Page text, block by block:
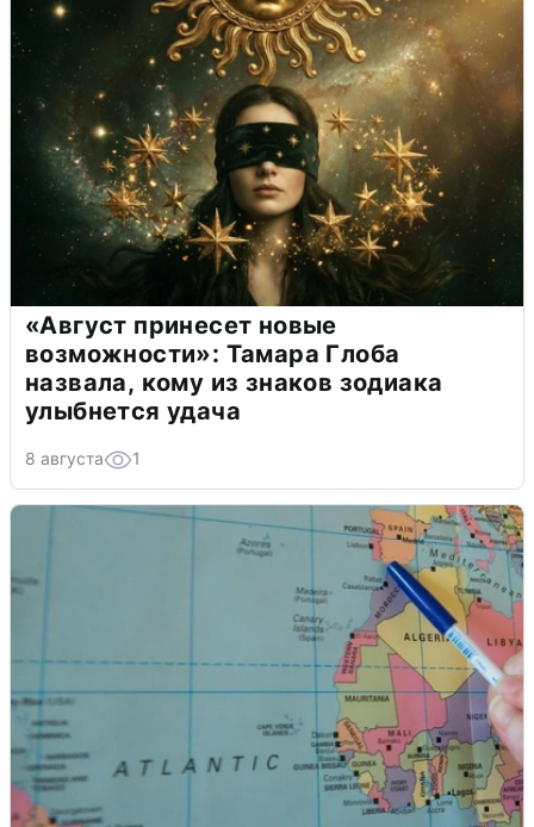
«Август принесет новые
возможности»: Тамара Глоба
назвала, кому из знаков зодиака
улыбнется удача
8 августа 1